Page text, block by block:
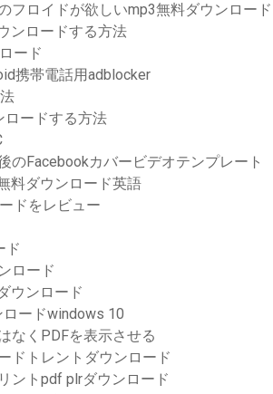
フロイドが欲しいmp3無料ダウンロード
ンロードする方法
ード
携帯電話用adblocker
ロードする方法
のFacebookカバービデオテンプレート
料ダウンロード英語
ドをレビュー
ド
ロード
ウンロード
ードwindows 10
なくPDFを表示させる
ドトレントダウンロード
ントpdf plrダウンロード